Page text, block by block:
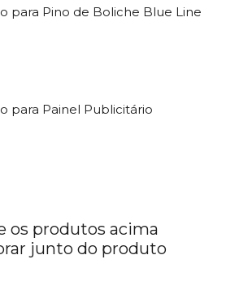
para Pino de Boliche Blue Line
para Painel Publicitário
os produtos acima
junto do produto